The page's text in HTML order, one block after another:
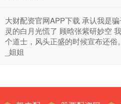
大财配资官网APP下载 承认我是
灵的白月光慌了 顾晗张紫研妙空
个道士，风头正盛的时候宣布还俗
_姐姐